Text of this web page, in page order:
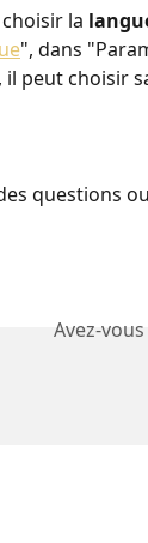
la
", dans
peut choisir
questions
Avez-